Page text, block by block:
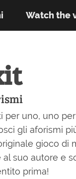
Watch the
per uno, uno
gli aforismi
gioco di
suo autore e
prima!